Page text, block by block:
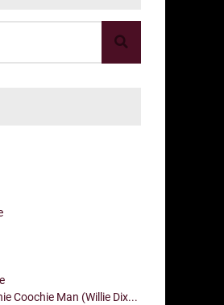
Coochie Man (Willie Dix...